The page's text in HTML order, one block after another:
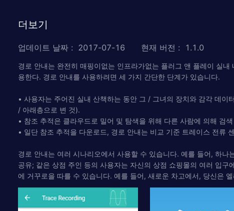
더보기
업데이트 날짜 : 2017-07-16 현재 버전 : 1.1.0
경로 안내는 완전히 매핑이없는 인프라가없는 플러그 앤 플레이 실
용한다. 경로 안내를 사용하려면 세 가지 간단한 단계가 있습니다.
• 사용자는 주어진 실내 산책하는 동안 그 / 그녀의 장치와 감각 데
/ 아래층으로 변 것).
• 참조 추적은 클라우드로 밀어 및 탐색을 위해 다른 사람에 의해 검
• 일단 참조 추적을 다운로드, 경로 안내는 비교 기준 트레이스 전류
경로 안내는 여러 시나리오에서 사용할 수 있습니다. 예를 들어, 하
공유; 같은 상점 주인 등의 사용자는 자신의 상점 쇼핑몰의 여러 입
에 거꾸로을 따를 수 있습니다. 예를 들어, 새로운 차고에서, 당신은